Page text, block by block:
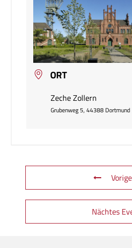
ORT
Zeche Zollern
Grubenweg 5, 44388 Dortmund
Nächtes